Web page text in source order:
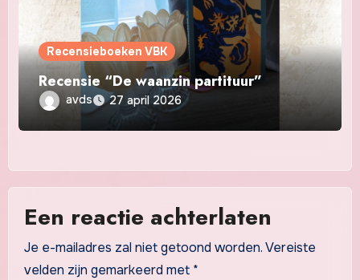
Recensieboeken VBK
Recensie “De waanzin partituur”
avds 27 april 2026
Een reactie achterlaten
Je e-mailadres zal niet getoond worden.Vereiste
velden zijn gemarkeerd met *